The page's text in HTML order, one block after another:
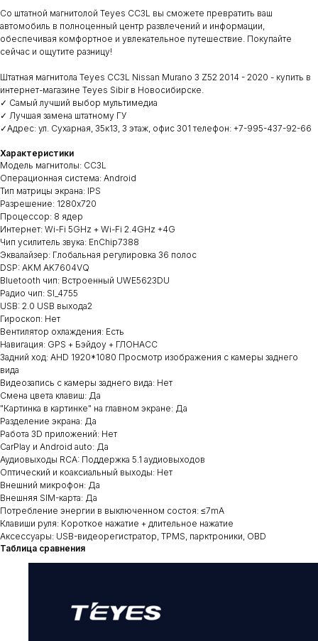
Со штатной магнитолой Teyes CC3L вы сможете превратить ваш
автомобиль в полноценный центр развлечений и информации,
обеспечивая комфортное и увлекательное путешествие. Покупайте
сейчас и ощутите разницу!
Штатная магнитола Teyes CC3L Nissan Murano 3 Z52 2014 - 2020 - купить в
интернет-магазине Teyes Sibir в Новосибирске.
✓ Самый лучший выбор мультимедиа
✓ Лучшая замена штатному ГУ
✓Адрес: ул. Сухарная, 35к13, 3 этаж, офис 301 телефон: +7-995-437-92-66
Характеристики
Модель магнитолы: CC3L
Операционная система: Android
Тип матрицы экрана: IPS
Разрешение: 1280х720
Процессор: 8 ядер
Интернет: Wi-Fi 5GHz + Wi-Fi 2.4GHz +4G
Чип усилитель звука: EnChip7388
Эквалайзер: Глобальная регулировка 36 полос
DSP: AKM AK7604VQ
Bluetooth чип: Встроенный UWE5623DU
Радио чип: SI_4755
USB: 2.0 USB выхода2
Гироскоп: Нет
Вентилятор охлаждения: Есть
Навигация: GPS + Бэйдоу + ГЛОНАСС
Задний ход: AHD 1920*1080 Просмотр изображения с камеры заднего
вида
Видеозапись с камеры заднего вида: Нет
Смена цвета клавиш: Да
"Картинка в картинке" на главном экране: Да
Разделение экрана: Да
Работа 3D приложений: Нет
CarPlay и Android auto: Да
Аудиовыходы RCA: Поддержка 5.1 аудиовыходов
Оптический и коаксиальный выходы: Нет
Внешний микрофон: Да
Внешняя SIM-карта: Да
Потребление энергии в выключенном состоя: ≤7mA
Клавиши руля: Короткое нажатие + длительное нажатие
Аксессуары: USB-видеорегистратор, TPMS, парктроники, OBD
Таблица сравнения